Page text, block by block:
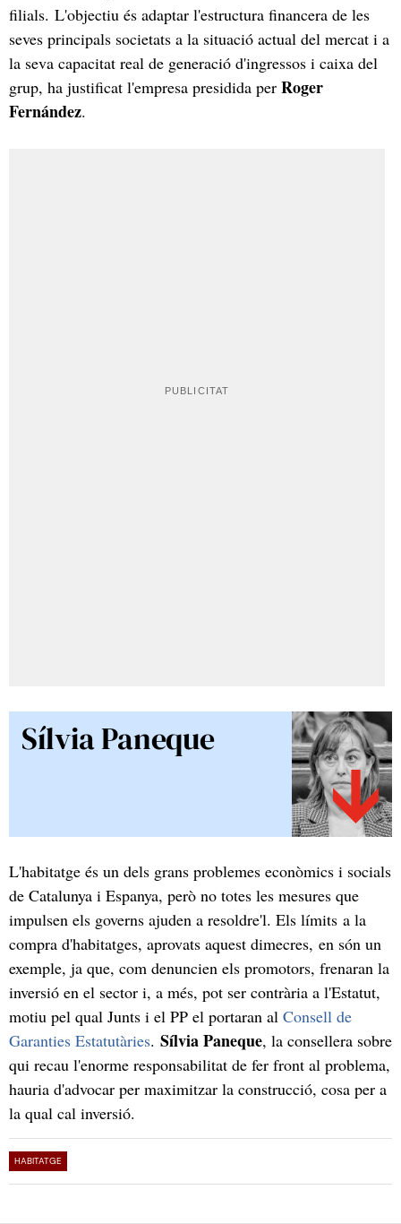
filials. L'objectiu és adaptar l'estructura financera de les
seves principals societats a la situació actual del mercat i a
la seva capacitat real de generació d'ingressos i caixa del
grup, ha justificat l'empresa presidida per Roger
Fernández.
Sílvia Paneque
L'habitatge és un dels grans problemes econòmics i socials
de Catalunya i Espanya, però no totes les mesures que
impulsen els governs ajuden a resoldre'l. Els límits a la
compra d'habitatges, aprovats aquest dimecres, en són un
exemple, ja que, com denuncien els promotors, frenaran la
inversió en el sector i, a més, pot ser contrària a l'Estatut,
motiu pel qual Junts i el PP el portaran al Consell de
Garanties Estatutàries. Sílvia Paneque, la consellera sobre
qui recau l'enorme responsabilitat de fer front al problema,
hauria d'advocar per maximitzar la construcció, cosa per a
la qual cal inversió.
HABITATGE